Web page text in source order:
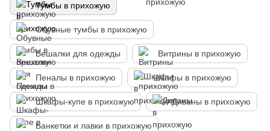
Тумбы в прихожую
Обувные тумбы в прихожую
Вешалки для одежды Витрины в прихожую
Пеналы в прихожую Шкафы в прихожую
Шкафы-купе в прихожую Диваны в прихожую
Банкетки и лавки в прихожую